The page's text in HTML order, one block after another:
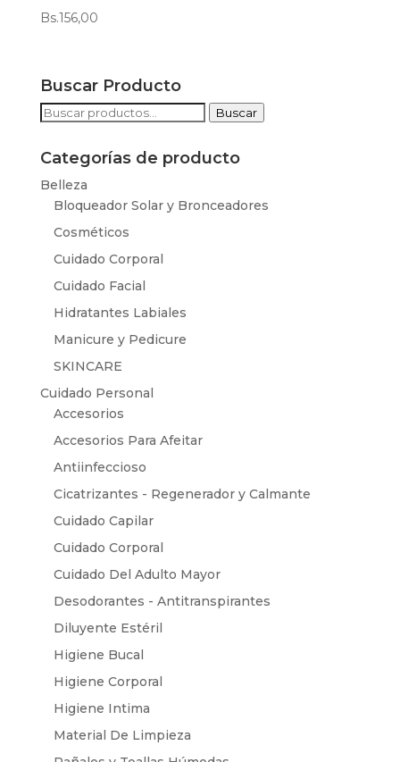
Bs.156,00
Buscar Producto
Buscar
Buscar
Categorías de producto
Belleza
Bloqueador Solar y Bronceadores
Cosméticos
Cuidado Corporal
Cuidado Facial
Hidratantes Labiales
Manicure y Pedicure
SKINCARE
Cuidado Personal
Accesorios
Accesorios Para Afeitar
Antiinfeccioso
Cicatrizantes - Regenerador y Calmante
Cuidado Capilar
Cuidado Corporal
Cuidado Del Adulto Mayor
Desodorantes - Antitranspirantes
Diluyente Estéril
Higiene Bucal
Higiene Corporal
Higiene Intima
Material De Limpieza